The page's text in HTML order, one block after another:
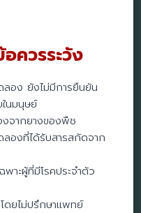
ควรระวัง
ลอง ยังไม่มีการยืนยัน
นมนุษย์
งจากยางของพืช
ลองที่ได้รับสารสกัดจาก
าะผู้ที่มีโรคประจำตัว
ดยไม่ปรึกษาแพทย์